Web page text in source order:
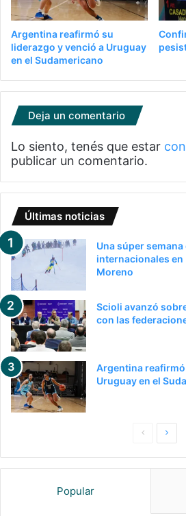
Argentina reafirmó su
liderazgo y venció a Uruguay
en el Sudamericano
Deja un comentario
Lo siento, tenés que estar
publicar un comentario.
Últimas noticias
Una súper
internacionales en
Moreno
Scioli avanzó
con las
Argentina
Uruguay en el
g
g
Popular